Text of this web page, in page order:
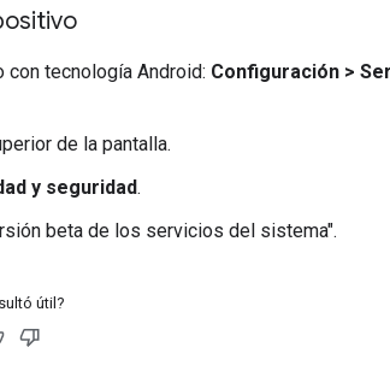
con tecnología Android: Configuración >
de la pantalla.
y seguridad.
beta de los servicios del sistema".
útil?